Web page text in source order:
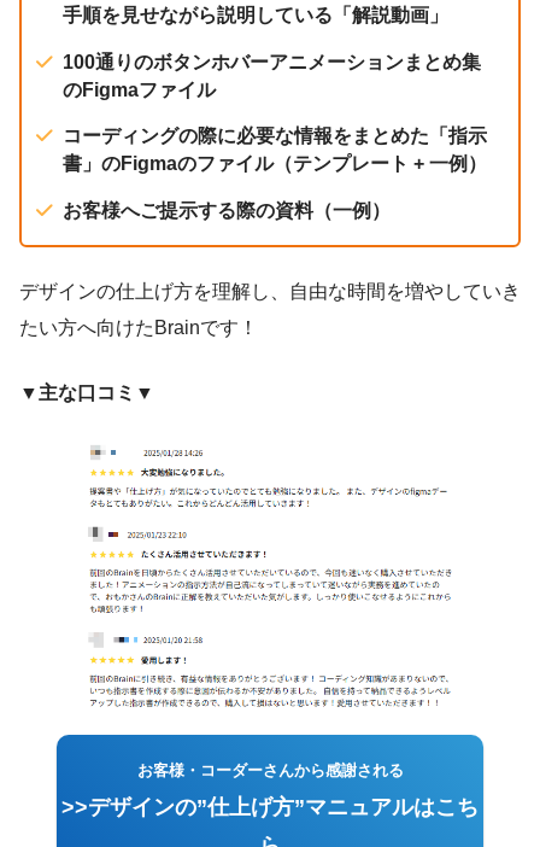
手順を見せながら説明している「解説動画」
100通りのボタンホバーアニメーションまとめ集
のFigmaファイル
コーディングの際に必要な情報をまとめた「指示
書」のFigmaのファイル（テンプレート + 一例）
お客様へご提示する際の資料（一例）
デザインの仕上げ方を理解し、自由な時間を増やしていき
たい方へ向けたBrainです！
▼主な口コミ▼
お客様・コーダーさんから感謝される
>>デザインの”仕上げ方”マニュアルはこち